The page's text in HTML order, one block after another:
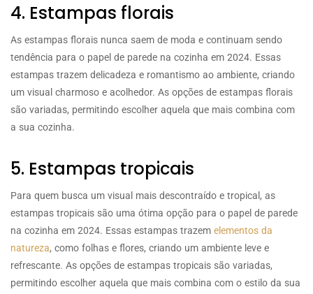
4. Estampas florais
As estampas florais nunca saem de moda e continuam sendo
tendência para o papel de parede na cozinha em 2024. Essas
estampas trazem delicadeza e romantismo ao ambiente, criando
um visual charmoso e acolhedor. As opções de estampas florais
são variadas, permitindo escolher aquela que mais combina com
a sua cozinha.
5. Estampas tropicais
Para quem busca um visual mais descontraído e tropical, as
estampas tropicais são uma ótima opção para o papel de parede
na cozinha em 2024. Essas estampas trazem elementos da
natureza, como folhas e flores, criando um ambiente leve e
refrescante. As opções de estampas tropicais são variadas,
permitindo escolher aquela que mais combina com o estilo da sua